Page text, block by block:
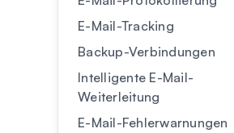
E-Mail-Tracking
Backup-Verbindungen
Intelligente E-Mail-
Weiterleitung
E-Mail-Fehlerwarnungen